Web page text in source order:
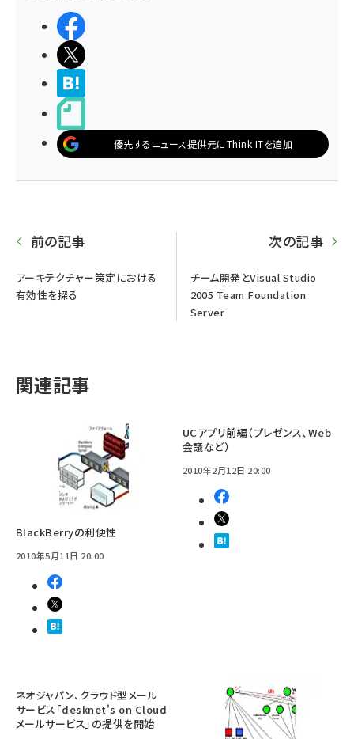
優先するニュース提供元にThink ITを追加
前の記事
アーキテクチャー策定における
有効性を探る
次の記事
チーム開発とVisual Studio
2005 Team Foundation
Server
関連記事
BlackBerryの利便性
2010年5月11日 20:00
UCアプリ前編（プレゼンス、Web
会議など）
2010年2月12日 20:00
ネオジャパン、クラウド型メール
サービス「desknet's on Cloud
メールサービス」の提供を開始